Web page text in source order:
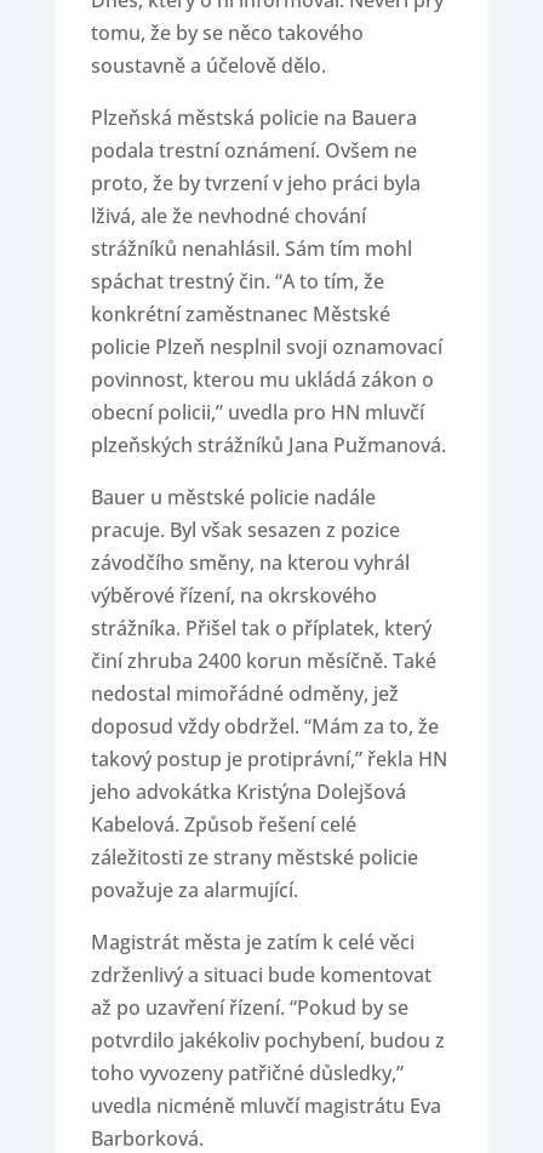
tomu, že by se něco takového
soustavně a účelově dělo.
Plzeňská městská policie na Bauera
podala trestní oznámení. Ovšem ne
proto, že by tvrzení v jeho práci byla
lživá, ale že nevhodné chování
strážníků nenahlásil. Sám tím mohl
spáchat trestný čin. “A to tím, že
konkrétní zaměstnanec Městské
policie Plzeň nesplnil svoji oznamovací
povinnost, kterou mu ukládá zákon o
obecní policii,” uvedla pro HN mluvčí
plzeňských strážníků Jana Pužmanová.
Bauer u městské policie nadále
pracuje. Byl však sesazen z pozice
závodčího směny, na kterou vyhrál
výběrové řízení, na okrskového
strážníka. Přišel tak o příplatek, který
činí zhruba 2400 korun měsíčně. Také
nedostal mimořádné odměny, jež
doposud vždy obdržel. “Mám za to, že
takový postup je protiprávní,” řekla HN
jeho advokátka Kristýna Dolejšová
Kabelová. Způsob řešení celé
záležitosti ze strany městské policie
považuje za alarmující.
Magistrát města je zatím k celé věci
zdrženlivý a situaci bude komentovat
až po uzavření řízení. “Pokud by se
potvrdilo jakékoliv pochybení, budou z
toho vyvozeny patřičné důsledky,”
uvedla nicméně mluvčí magistrátu Eva
Barborková.